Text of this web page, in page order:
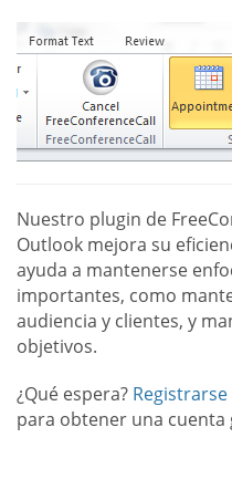
Nuestro plugin de
Outlook mejora su
ayuda a mantenerse
importantes, como
audiencia y clientes, y
objetivos.
¿Qué espera? Registrarse
para obtener una cuenta